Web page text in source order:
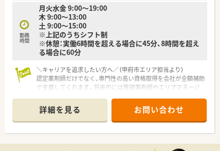
す。
■有給休暇の平均取得日数が年間17日以上と非常に高く、店舗
間での協力体制があるため、長期旅行を楽しむ社員の方も多いで
す。
【こんな取り組みをしています】
ことで、業務の効率化と記載内容の充実を同時に実現させていま
す。
■地域の方々が気軽に立ち寄れるカフェ活動や地域活動を通じ
て、地域住民の健康を支えるハブとしての役割を積極的に担って
います。
■ジェネリックの推奨を過度に行わず、患者様の満足度や利便性
を第一に考えた医薬品供給体制を維持する取り組みを行ってい
ます。
勤務
時間
月火水金 9:00～19:00
木 9:00～13:00
土 9:00～15:00
※上記のうちシフト制
※休憩：実働6時間を超える場合に45分、8時間を超え
る場合に60分
＼キャリアを追求したい方へ／（甲府市エリア担当より）
認定薬剤師だけでなく、専門性の高い資格取得を会社が全額補助
で支援してくれます。将来的には管理薬剤師やエリアマネージ
＊------------------------------------------＊
【店舗情報と応需状況について】
■甲府駅から車で約7分の場所に位置しており、内科と眼科をメ
インに1日平均60枚から70枚の処方箋を応需しております。
知識を深めたい薬剤師の方にとって、非常にやりがいのある環境
詳細を見る お問い合わせ